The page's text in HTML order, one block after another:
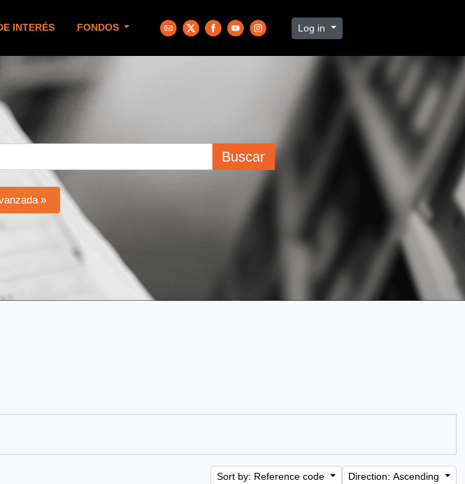
INTERÉS FONDOS Log in
Buscar
»
Sort by: Reference code Direction: Ascending